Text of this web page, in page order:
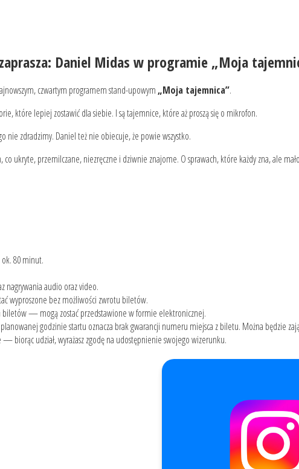
Daniel Midas w programie „Moja
czwartym programem stand-upowym„Moja tajemnica”.
które lepiej zostawić dla siebie. I są tajemnice, które aż proszą się o mikrofon.
nie zdradzimy. Daniel też nie obiecuje, że powie wszystko.
ukryte, przemilczane, niezręczne i dziwnie znajome. O sprawach, które każdy zna, ale
ok. 80 minut.
nagrywania audio oraz video.
wyproszone bez możliwości zwrotu biletów.
biletów — mogą zostać przedstawione w formie elektronicznej.
godzinie startu oznacza brak gwarancji numeru miejsca z biletu. Można będzie
biorąc udział, wyrażasz zgodę na udostępnienie swojego wizerunku.